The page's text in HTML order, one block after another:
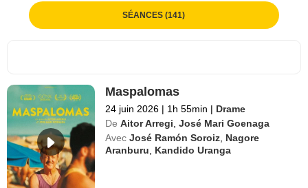
SÉANCES (141)
Maspalomas
24 juin 2026 | 1h 55min | Drame
De Aitor Arregi ,José Mari Goenaga
Avec José Ramón Soroiz Nagore
Aranburu
Kandido Uranga